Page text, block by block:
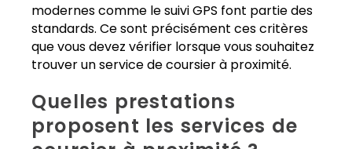
modernes comme le suivi GPS font partie des
standards. Ce sont précisément ces critères
que vous devez vérifier lorsque vous souhaitez
trouver un service de coursier à proximité.
Quelles prestations
proposent les services de